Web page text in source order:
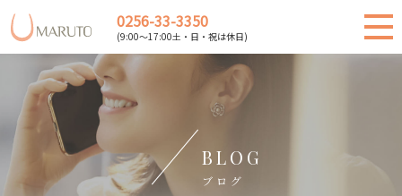
0256-33-3350
(9:00～17:00土・日・祝は休日)
BLOG
ブログ